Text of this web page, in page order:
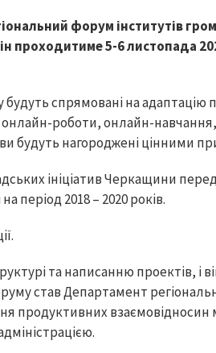
форум інститутів
проходитиме 5-6 листопада
будуть спрямовані на
онлайн-роботи, онлайн-
будуть нагороджені цінними
ініціатив Черкащини
період 2018 – 2020 років.
та написанню проектів, і
став Департамент
продуктивних